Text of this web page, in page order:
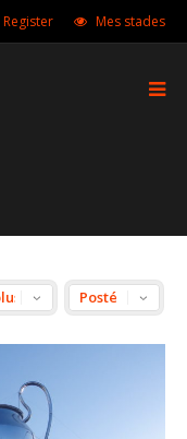
Register Mes stades